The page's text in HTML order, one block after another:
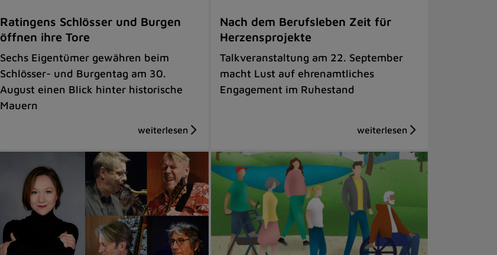
Ratingens Schlösser und Burgen
öffnen ihre Tore
Sechs Eigentümer gewähren beim
Schlösser- und Burgentag am 30.
August einen Blick hinter historische
Mauern
Nach dem Berufsleben Zeit für
Herzensprojekte
Talkveranstaltung am 22. September
macht Lust auf ehrenamtliches
Engagement im Ruhestand